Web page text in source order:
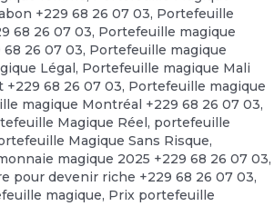
+229 68 26 07 03, Portefeuille
68 26 07 03, Portefeuille magique
26 07 03, Portefeuille magique
Légal, Portefeuille magique Mali
+229 68 26 07 03, Portefeuille magique
magique Montréal +229 68 26 07 03,
Magique Réel, portefeuille
Magique Sans Risque,
magique 2025 +229 68 26 07 03,
pour devenir riche +229 68 26 07 03,
magique, Prix portefeuille